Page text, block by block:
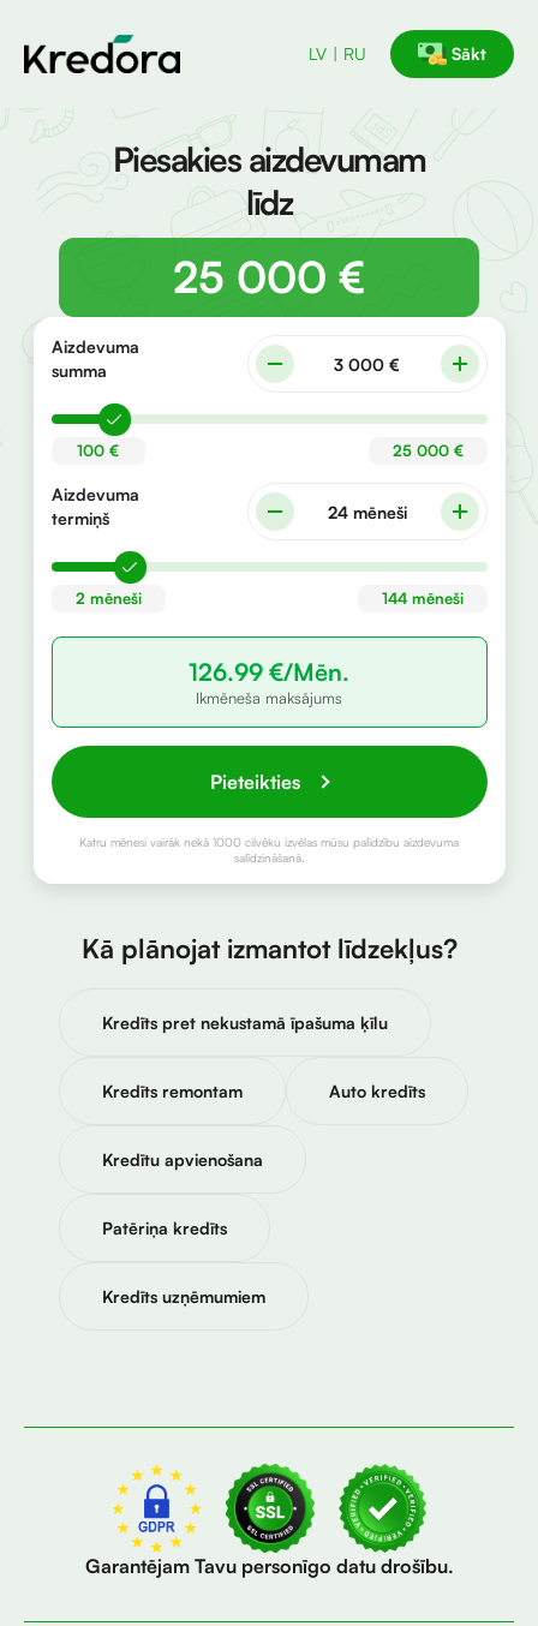
LV RU Sākt
Piesakies aizdevumam
līdz
25 000 €
Aizdevuma
summa
3 000 €
100 € 25 000 €
Aizdevuma
termiņš
24 mēneši
2 mēneši 144 mēneši
126.99 €/Mēn.
Ikmēneša maksājums
Pieteikties
Katru mēnesi vairāk nekā 1000 cilvēku izvēlas mūsu palīdzību aizdevuma
salīdzināšanā.
Kā plānojat izmantot līdzekļus?
Kredīts pret nekustamā īpašuma ķīlu
Kredīts remontam Auto kredīts
Kredītu apvienošana
Patēriņa kredīts
Kredīts uzņēmumiem
Garantējam Tavu personīgo datu drošību.